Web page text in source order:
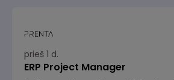
prieš 1 d.
ERP Project Manager